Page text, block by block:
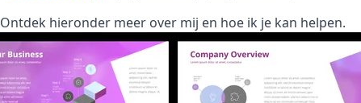
Ontdek hieronder meer over mij en hoe ik je kan helpen.